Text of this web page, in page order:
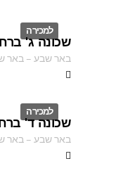
למכירה
ID
שכונה ג'
באר שבע–באר
למכירה
ID
שכונה ד'
באר שבע–באר